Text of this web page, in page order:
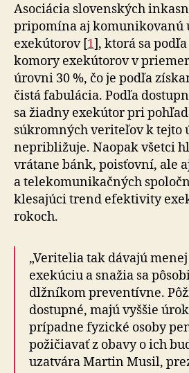
Asociácia slovenských
pripomína aj komunikovanú
exekútorov [1], ktorá sa
komory exekútorov v
úrovni 30 %, čo je podľa
čistá fabulácia. Podľa
sa žiadny exekútor pri
súkromných veriteľov k tejto
nepribližuje. Naopak všetci
vrátane bánk, poisťovní, ale
a telekomunikačných
klesajúci trend efektivity
rokoch.
„Veritelia tak dávajú
exekúciu a snažia sa
dlžníkom preventívne.
dostupné, majú vyššie
prípadne fyzické osoby
požičiavať z obavy o ich
uzatvára Martin Musil,